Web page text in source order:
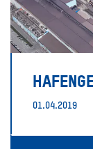
01.04.2019